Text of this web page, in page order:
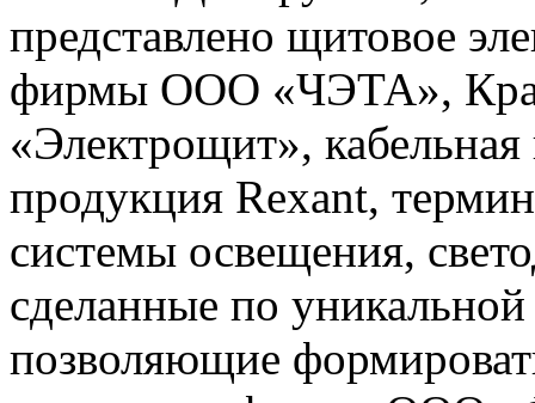
представлено щитовое
фирмы ООО «ЧЭТА»,
«Электрощит», кабельная
продукция Rexant,
системы освещения,
сделанные по
позволяющие